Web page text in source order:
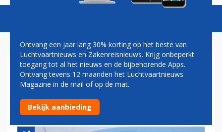
ERDOGAN WERKT AAN MEGA-
ORDER BIJ BOEING VOOR
TURKISH AIRLINES
Ontvang een jaar lang 30% korting op het beste van
Luchtvaartnieuws en Zakenreisnieuws. Krijg onbeperkt
toegang tot al het nieuws en de bijbehorende Apps.
Ontvang tevens 12 maanden het Luchtvaartnieuws
Magazine in de mail of op de mat.
Bekijk aanbieding